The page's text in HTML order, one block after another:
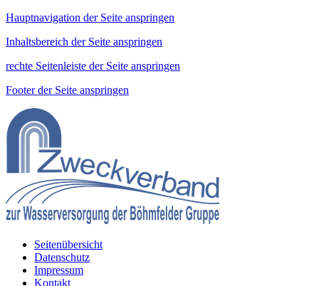
Hauptnavigation der Seite anspringen
Inhaltsbereich der Seite anspringen
rechte Seitenleiste der Seite anspringen
Footer der Seite anspringen
Seitenübersicht
Datenschutz
Impressum
Kontakt